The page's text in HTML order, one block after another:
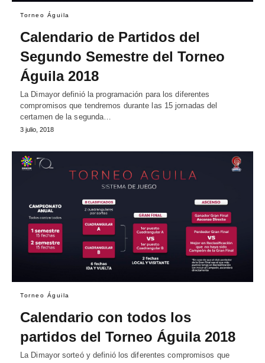
Torneo Águila
Calendario de Partidos del
Segundo Semestre del Torneo
Águila 2018
La Dimayor definió la programación para los diferentes
compromisos que tendremos durante las 15 jornadas del
certamen de la segunda…
3 julio, 2018
Torneo Águila
Calendario con todos los
partidos del Torneo Águila 2018
La Dimayor sorteó y definió los diferentes compromisos que